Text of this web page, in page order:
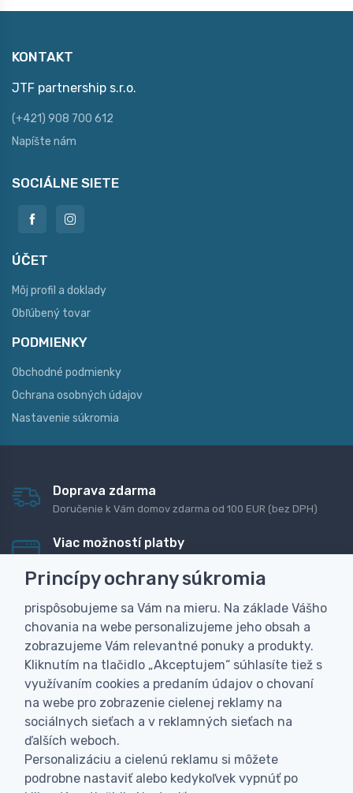
KONTAKT
JTF partnership s.r.o.
(+421) 908 700 612
Napíšte nám
SOCIÁLNE SIETE
ÚČET
Môj profil a doklady
Obľúbený tovar
PODMIENKY
Obchodné podmienky
Ochrana osobných údajov
Nastavenie súkromia
Doprava zdarma
Doručenie k Vám domov zdarma od 100 EUR (bez DPH)
Viac možností platby
dobierku
Personalizácia
Vyrobíme Vám vlastný originálny darček
Skúsenosť
Široký sortiment, z ktorého Vám pomôžeme vybrať
Princípy ochrany súkromia
prispôsobujeme sa Vám na mieru. Na základe Vášho
chovania na webe personalizujeme jeho obsah a
zobrazujeme Vám relevantné ponuky a produkty.
Kliknutím na tlačidlo „Akceptujem“ súhlasíte tiež s
využívaním cookies a predaním údajov o chovaní
na webe pro zobrazenie cielenej reklamy na
sociálnych sieťach a v reklamných sieťach na
ďalších weboch.
Personalizáciu a cielenú reklamu si môžete
podrobne nastaviť alebo kedykoľvek vypnúť po